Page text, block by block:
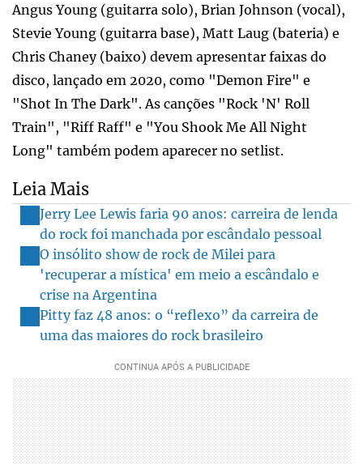
Angus Young (guitarra solo), Brian Johnson (vocal),
Stevie Young (guitarra base), Matt Laug (bateria) e
Chris Chaney (baixo) devem apresentar faixas do
disco, lançado em 2020, como "Demon Fire" e
"Shot In The Dark". As canções "Rock 'N' Roll
Train", "Riff Raff" e "You Shook Me All Night
Long" também podem aparecer no setlist.
Leia Mais
Jerry Lee Lewis faria 90 anos: carreira de lenda
do rock foi manchada por escândalo pessoal
O insólito show de rock de Milei para
'recuperar a mística' em meio a escândalo e
crise na Argentina
Pitty faz 48 anos: o “reflexo” da carreira de
uma das maiores do rock brasileiro